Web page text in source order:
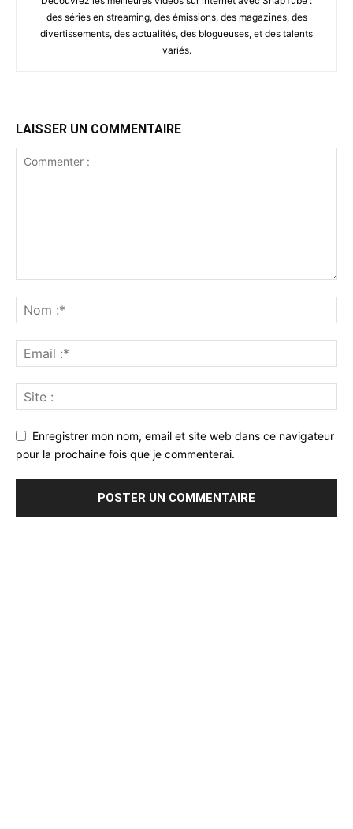
des séries en streaming, des émissions, des magazines, des
divertissements, des actualités, des blogueuses, et des talents
variés.
LAISSER UN COMMENTAIRE
Enregistrer mon nom, email et site web dans ce navigateur
pour la prochaine fois que je commenterai.